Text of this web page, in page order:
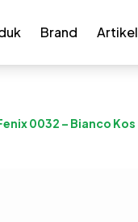
Brand Artikel
0032 – Bianco Kos